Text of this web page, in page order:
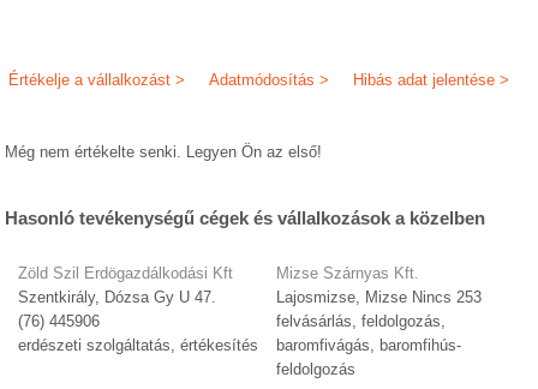
Hibás adat jelentése >
Adatmódosítás >
Értékelje a vállalkozást >
Még nem értékelte senki. Legyen Ön az első!
Hasonló tevékenységű cégek és vállalkozások a közelben
Zöld Szil Erdögazdálkodási Kft
Szentkirály, Dózsa Gy U 47.
(76) 445906
erdészeti szolgáltatás, értékesítés
Mizse Szárnyas Kft.
Lajosmizse, Mizse Nincs 253
felvásárlás, feldolgozás,
baromfivágás, baromfihús-
feldolgozás